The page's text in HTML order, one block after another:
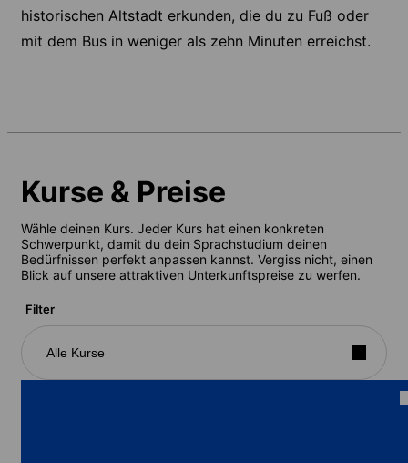
historischen Altstadt erkunden, die du zu Fuß oder
mit dem Bus in weniger als zehn Minuten erreichst.
Kurse & Preise
Wähle deinen Kurs. Jeder Kurs hat einen konkreten
Schwerpunkt, damit du dein Sprachstudium deinen
Bedürfnissen perfekt anpassen kannst. Vergiss nicht, einen
Blick auf unsere attraktiven Unterkunftspreise zu werfen.
Filter
Alle Kurse